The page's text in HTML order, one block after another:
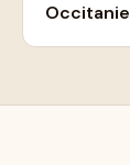
Occitanie